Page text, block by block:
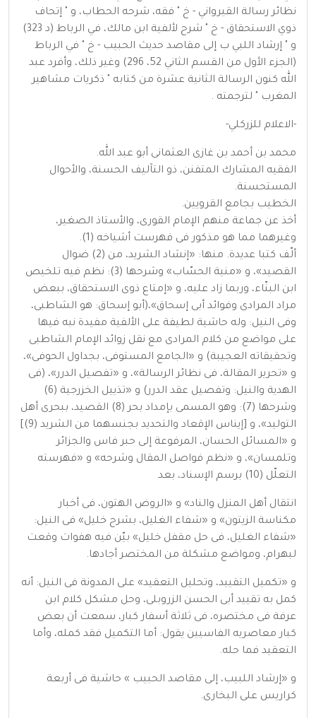
نظائر رسالة القيرواني - خ " فقه، شرحه الحطاب، و " إتحاف
ذوي الاستحقاق - خ " شرح لألفية ابن مالك، في الرباط (د 323)
و " إرشاد اللبي ب إلى مقاصد حديث الحبيب - خ " في الرباط
(الجزء الأول من القسم الثاني 52، 296) وغير ذلك، وأفرد عبد
الله كنون الرسالة الثانية عشرة من كتابه " ذكريات مشاهير
المغرب " لترجمته .
-الاعلام للزركلي-
محمد بن أحمد بن غازى العثمانى أبو عبد الله.
الفقيه المشارك المتفنن، ذو التآليف الحسنة، والأحوال
المستحسنة.
الخطيب بجامع القرويين.
أخذ عن جماعة منهم الإمام القورى، والأستاذ الصغير،
وغيرهما مما هو مذكور فى فهرست أشياخه (1).
ألّف كتبا عديدة. منها: «إنشاد الشريد، من (2) ضوال
القصيد»، و «منية الحسّاب» وشرحها (3): نظم فيه تلخيص
ابن البنّاء، وربما زاد عليه، و «إمتاع ذوى الاستحقاق، ببعض
مراد المرادى وفوائد أبى إسحاق»،(أبو إسحاق: هو الشاطبى،
وفى النيل: وله حاشية لطيفة على الألفية مفيدة نبه فيها
على مواضع من كلام المرادى مع نقل زوائد الإمام الشاطبى
وتحقيقاته العجيبة) و «الجامع المستوفى، بجداول الحوفى»،
و «تحرير المقالة، فى نظائر الرسالة»، و «تفصيل الدرر»، (فى
الهدية والنيل: وتفصيل عقد الدرر) و «تذييل الخزرجية (6)
وشرحها (7): وهو المسمى بإمداد بحر (8) القصيد، ببحرى أهل
التوليد»، و [إيناس الإقعاد والتحديد بجنسهما من الشريد (9)]
و «المسائل الحسان، المرفوعة إلى حبر فاس والجزائر
وتلمسان»، و «نظم فواصل المقال وشرحه» و «فهرسته
التعلّل (10) برسم الإسناد، بعد
انتقال أهل المنزل والناد» و «الروض الهتون، فى أخبار
مكناسة الزيتون» و «شفاء الغليل، بشرح خليل» فى النيل:
«شفاء الغليل، فى حل مقفل خليل» بيّن فيه هفوات وقعت
لبهرام، ومواضع مشكلة من المختصر أجادها.
و «تكميل التقييد، وتحليل التعقيد» على المدونة فى النيل: أنه
كمل به تقييد أبى الحسن الزروبلى، وحل مشكل كلام ابن
عرفة فى مختصره، فى ثلاثة أسفار كبار، سمعت أن بعض
كبار معاصريه الفاسيين يقول: أما التكميل فقد كمله، وأما
التعقيد فما حله.
و «إرشاد اللبيب، إلى مقاصد الحبيب » حاشية فى أربعة
كراريس على البخارى.